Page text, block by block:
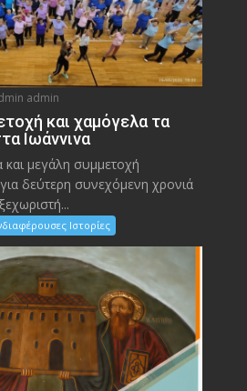
admin
και χαμόγελα τα
Ιωάννινα
και μεγάλη συμμετοχή
δεύτερη συνεχόμενη χρονιά
Ιστορίες